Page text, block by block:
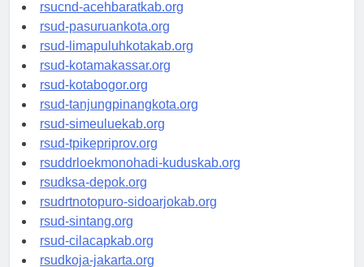
rsucnd-acehbaratkab.org
rsud-pasuruankota.org
rsud-limapuluhkotakab.org
rsud-kotamakassar.org
rsud-kotabogor.org
rsud-tanjungpinangkota.org
rsud-simeuluekab.org
rsud-tpikepriprov.org
rsuddrloekmonohadi-kuduskab.org
rsudksa-depok.org
rsudrtnotopuro-sidoarjokab.org
rsud-sintang.org
rsud-cilacapkab.org